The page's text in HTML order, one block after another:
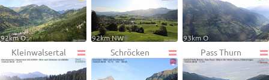
92km O 92km NW 93km O
Kleinwalsertal Schröcken Pass Thurn